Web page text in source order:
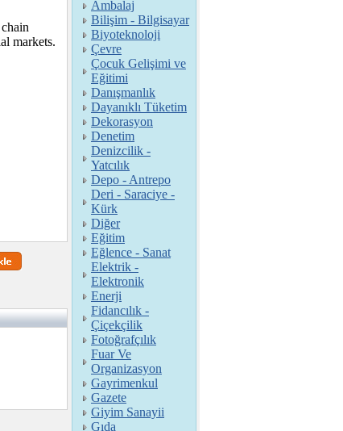
markets.
Ambalaj
Bilişim - Bilgisayar
Biyoteknoloji
Çevre
Çocuk Gelişimi ve
Eğitimi
Danışmanlık
Dayanıklı Tüketim
Dekorasyon
Denetim
Denizcilik -
Yatcılık
Depo - Antrepo
Deri - Saraciye -
Kürk
Diğer
Eğitim
Eğlence - Sanat
Elektrik -
Elektronik
Enerji
Fidancılık -
Çiçekçilik
Fotoğrafçılık
Fuar Ve
Organizasyon
Gayrimenkul
Gazete
Giyim Sanayii
Gıda